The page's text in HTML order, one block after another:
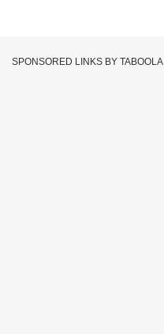
SPONSORED LINKS BY TABOOLA